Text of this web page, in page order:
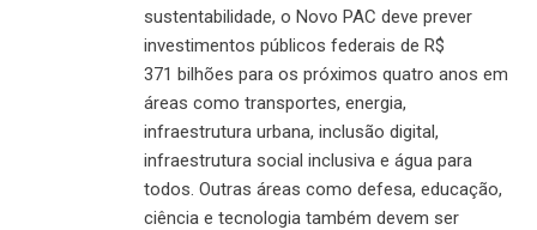
sustentabilidade, o Novo PAC deve prever
investimentos públicos federais de R$
371 bilhões para os próximos quatro anos em
áreas como transportes, energia,
infraestrutura urbana, inclusão digital,
infraestrutura social inclusiva e água para
todos. Outras áreas como defesa, educação,
ciência e tecnologia também devem ser